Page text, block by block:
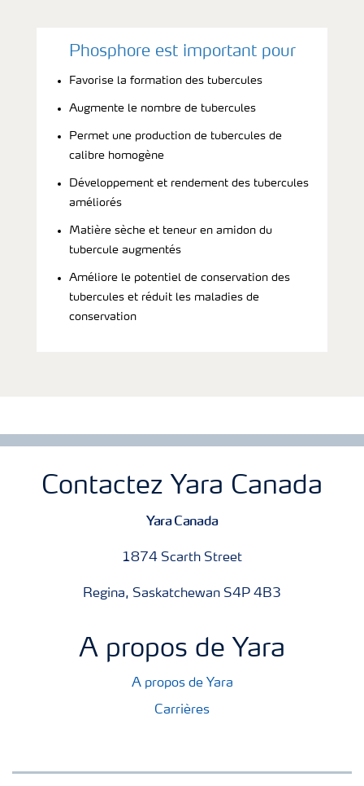
Phosphore est important pour
Favorise la formation des tubercules
Augmente le nombre de tubercules
Permet une production de tubercules de
calibre homogène
Développement et rendement des tubercules
améliorés
Matière sèche et teneur en amidon du
tubercule augmentés
Améliore le potentiel de conservation des
tubercules et réduit les maladies de
conservation
Contactez Yara Canada
Yara Canada
1874 Scarth Street
Regina, Saskatchewan S4P 4B3
A propos de Yara
A propos de Yara
Carrières